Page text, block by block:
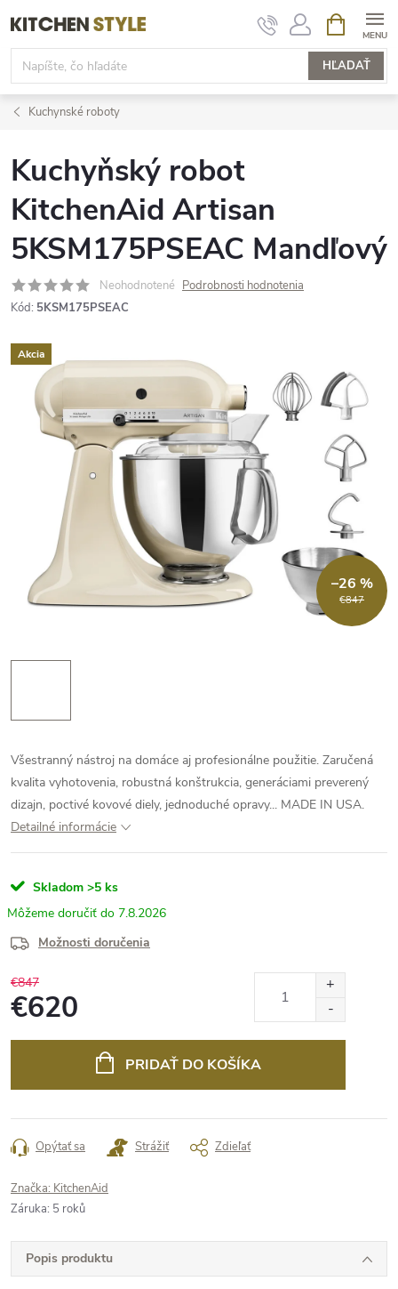
na
obsah
HĽADAŤ
KOŠÍK
Kuchynské roboty
Kuchyňský robot
KitchenAid Artisan
5KSM175PSEAC Mandľový
Neohodnotené Podrobnosti hodnotenia
Kód: 5KSM175PSEAC
Akcia
€847
–26 %
Všestranný nástroj na domáce aj profesionálne použitie. Zaručená
kvalita vyhotovenia, robustná konštrukcia, generáciami preverený
dizajn, poctivé kovové diely, jednoduché opravy... MADE IN USA.
Detailné informácie
Skladom >5 ks
7.8.2026
Možnosti doručenia
€847
€620
PRIDAŤ DO KOŠÍKA
Opýtať sa Strážiť Zdieľať
Značka: KitchenAid
Záruka: 5 roků
Popis produktu